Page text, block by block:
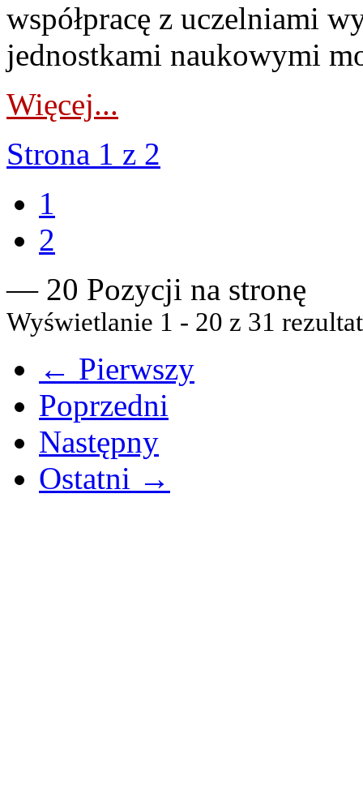
współpracę z uczelniami
jednostkami naukowymi
Więcej...
Strona 1 z 2
1
2
— 20 Pozycji na stronę
Wyświetlanie 1 - 20 z 31
← Pierwszy
Poprzedni
Następny
Ostatni →